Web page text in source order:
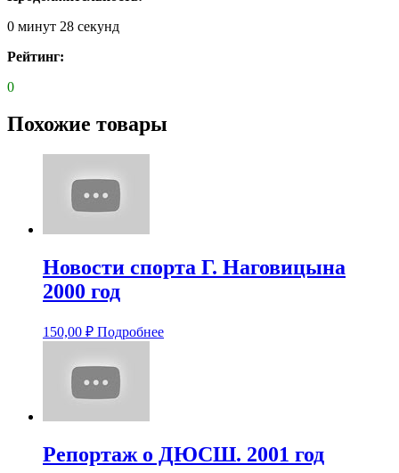
0 минут 28 секунд
Рейтинг:
0
Похожие товары
Новости спорта Г. Наговицына
2000 год
150,00 ₽ Подробнее
Репортаж о ДЮСШ. 2001 год